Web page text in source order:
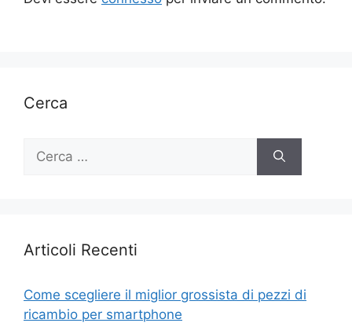
Cerca
Ricerca
Articoli Recenti
Come scegliere il miglior grossista di pezzi di
ricambio per smartphone